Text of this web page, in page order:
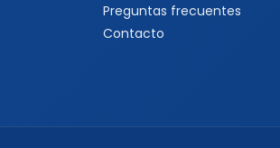
Preguntas frecuentes
Contacto